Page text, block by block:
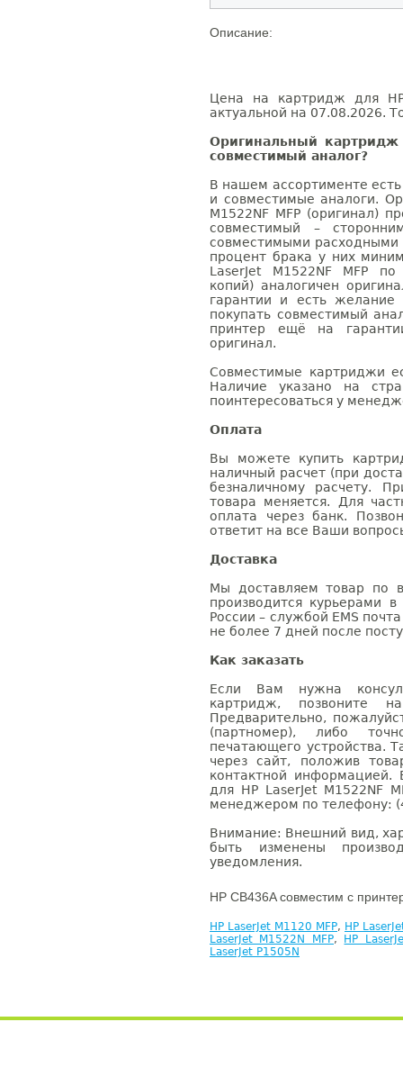
Описание:
Цена на картридж для HP
актуальной на 07.08.2026.
Оригинальный картридж
совместимый аналог?
В нашем ассортименте
и совместимые аналоги.
M1522NF MFP (оригинал)
совместимый –
совместимыми расходными
процент брака у них
LaserJet M1522NF MFP
копий) аналогичен
гарантии и есть
покупать совместимый
принтер ещё на
оригинал.
Совместимые картриджи
Наличие указано на
поинтересоваться у
Оплата
Вы можете купить
наличный расчет (при
безналичному расчету.
товара меняется. Для
оплата через банк.
ответит на все Ваши
Доставка
Мы доставляем товар по
производится курьерами
России – службой EMS
не более 7 дней после
Как заказать
Если Вам нужна
картридж, позвоните
Предварительно,
(партномер), либо
печатающего устройства.
через сайт, положив
контактной информацией.
для HP LaserJet M1522NF
менеджером по телефону:
Внимание: Внешний вид,
быть изменены
уведомления.
HP CB436A совместим с
HP LaserJet M1120 MFP, HP
LaserJet M1522N MFP,
HP
LaserJet P1505N